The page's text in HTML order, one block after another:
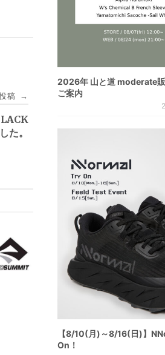
稿 →
た。
2026年 山と道 moderate
ご案内
【8/10(月)～8/16(日)】
On！